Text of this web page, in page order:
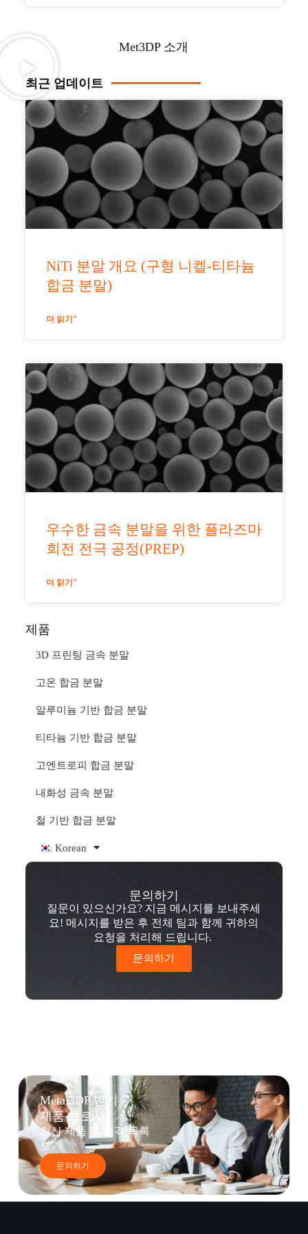
Met3DP 소개
최근 업데이트
NiTi 분말 개요 (구형 니켈-티타늄
합금 분말)
더 읽기"
우수한 금속 분말을 위한 플라즈마
회전 전극 공정(PREP)
더 읽기"
제품
3D 프린팅 금속 분말
고온 합금 분말
알루미늄 기반 합금 분말
티타늄 기반 합금 분말
고엔트로피 합금 분말
내화성 금속 분말
철 기반 합금 분말
Korean
문의하기
질문이 있으신가요? 지금 메시지를 보내주세
요! 메시지를 받은 후 전체 팀과 함께 귀하의
요청을 처리해 드립니다.
문의하기
Metal3DP 받기
제품 브로셔
최신 제품 및 가격 목록
보기
문의하기